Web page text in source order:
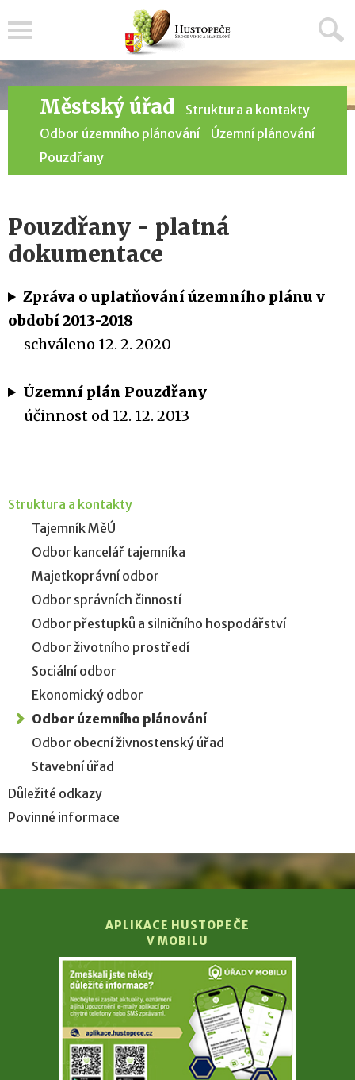
Městský úřad
Struktura a kontakty
Odbor územního plánování
Územní plánování
Pouzdřany
Pouzdřany - platná
dokumentace
Zpráva o uplatňování územního plánu v
období 2013-2018
schváleno 12. 2. 2020
Územní plán Pouzdřany
účinnost od 12. 12. 2013
Struktura a kontakty
Tajemník MěÚ
Odbor kancelář tajemníka
Majetkoprávní odbor
Odbor správních činností
Odbor přestupků a silničního hospodářství
Odbor životního prostředí
Sociální odbor
Ekonomický odbor
Odbor územního plánování
Odbor obecní živnostenský úřad
Stavební úřad
Důležité odkazy
Povinné informace
APLIKACE HUSTOPEČE
V MOBILU